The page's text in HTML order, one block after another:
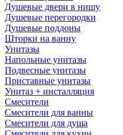
Душевые двери в нишу
Душевые перегородки
Душевые поддоны
Шторки на ванну
Унитазы
Напольные унитазы
Подвесные унитазы
Приставные унитазы
Унитаз + инсталляция
Смесители
Смесители для ванны
Смесители для душа